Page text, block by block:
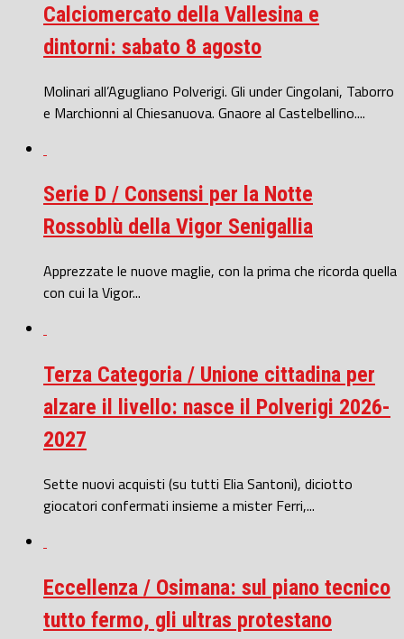
Calciomercato della Vallesina e
dintorni: sabato 8 agosto
Molinari all’Agugliano Polverigi. Gli under Cingolani, Taborro
e Marchionni al Chiesanuova. Gnaore al Castelbellino....
Serie D / Consensi per la Notte
Rossoblù della Vigor Senigallia
Apprezzate le nuove maglie, con la prima che ricorda quella
con cui la Vigor...
Terza Categoria / Unione cittadina per
alzare il livello: nasce il Polverigi 2026-
2027
Sette nuovi acquisti (su tutti Elia Santoni), diciotto
giocatori confermati insieme a mister Ferri,...
Eccellenza / Osimana: sul piano tecnico
tutto fermo, gli ultras protestano